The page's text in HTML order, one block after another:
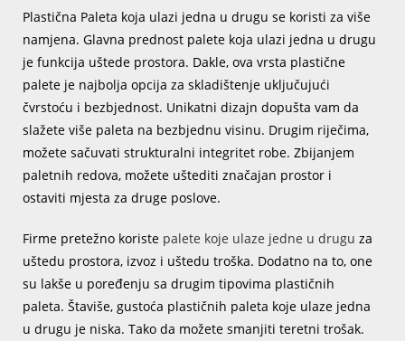
Plastična Paleta koja ulazi jedna u drugu se koristi za više
namjena. Glavna prednost palete koja ulazi jedna u drugu
je funkcija uštede prostora. Dakle, ova vrsta plastične
palete je najbolja opcija za skladištenje uključujući
čvrstoću i bezbjednost. Unikatni dizajn dopušta vam da
slažete više paleta na bezbjednu visinu. Drugim riječima,
možete sačuvati strukturalni integritet robe. Zbijanjem
paletnih redova, možete uštediti značajan prostor i
ostaviti mjesta za druge poslove.
Firme pretežno koriste palete koje ulaze jedne u drugu za
uštedu prostora, izvoz i uštedu troška. Dodatno na to, one
su lakše u poređenju sa drugim tipovima plastičnih
paleta. Štaviše, gustoća plastičnih paleta koje ulaze jedna
u drugu je niska. Tako da možete smanjiti teretni trošak.